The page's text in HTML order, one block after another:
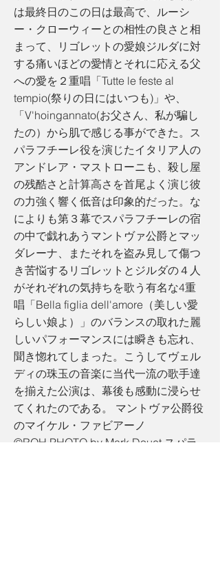
は最終日のこの日は最高で、ルーシ
ー・クローウィーとの相性の良さと相
まって、リゴレットの愛娘ジルダに対
する痛いほどの愛情とそれに応える父
への愛を２重唱「Tutte le feste al
tempio(祭りの日にはいつも)」や、
「V'hoingannato(お父さん、私が騙し
たの）から肌で感じる事ができた。ス
パラフチーレ役を演じたイタリア人の
アンドレア・マストローニも、殺し屋
の残酷さと計算高さを首尾よく演じ彼
の力強く響く低音は印象的だった。な
によりも第３幕でスパラフチーレの宿
の中で戯れあうマントヴァ公爵とマッ
ダレーナ、またそれを盗み見して傷つ
き苦悩するリゴレットとジルダの４人
がそれぞれの気持ちを歌う有名な4重
唱「Bella figlia dell'amore（美しい愛
らしい娘よ）」のバランスの取れた麗
しいパフォーマンスには瞬きも忘れ、
聞き惚れてしまった。こうしてヴェル
ディの珠玉の音楽に当代一流の歌手達
を揃えた公演は、幕後も感動に浸らせ
てくれたのである。 マントヴァ公爵役
のマイケル・ファビアーノ
©︎ROH.PHOTO by Mark Douet スパラ